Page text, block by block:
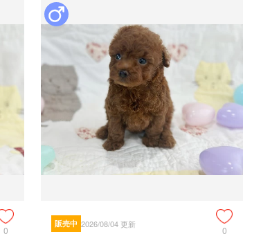
0
販売中 2026/08/04 更新
0